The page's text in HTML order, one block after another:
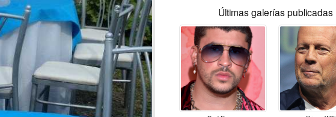
Últimas galerías publicadas